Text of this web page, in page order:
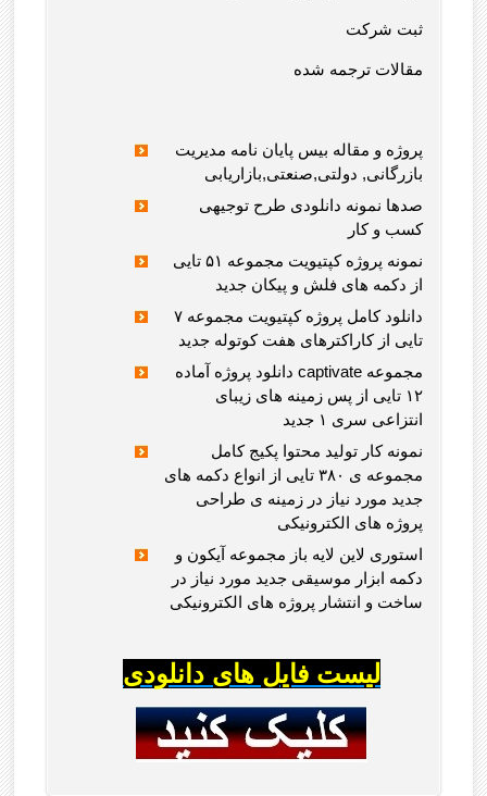
ثبت شرکت
مقالات ترجمه شده
پروژه و مقاله بیس پایان نامه مدیریت
بازرگانی, دولتی,صنعتی,بازاریابی
صدها نمونه دانلودی طرح توجیهی
کسب و کار
نمونه پروژه کپتیویت مجموعه ۵۱ تایی
از دکمه های فلش و پیکان جدید
دانلود کامل پروژه کپتیویت مجموعه ۷
تایی از کاراکترهای هفت کوتوله جدید
دانلود پروژه آماده captivate مجموعه
۱۲ تایی از پس زمینه های زیبای
انتزاعی سری ۱ جدید
نمونه کار تولید محتوا پکیج کامل
مجموعه ی ۳۸۰ تایی از انواع دکمه های
جدید مورد نیاز در زمینه ی طراحی
پروژه های الکترونیکی
استوری لاین لایه باز مجموعه آیکون و
دکمه ابزار موسیقی جدید مورد نیاز در
ساخت و انتشار پروژه های الکترونیکی
لیست فایل های دانلودی